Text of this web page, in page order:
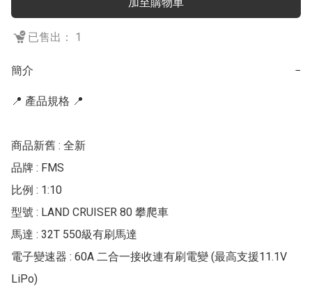
已售出： 1
簡介 −
📍 產品規格 📍
商品新舊 : 全新
品牌 : FMS
比例 : 1:10
型號 : LAND CRUISER 80 攀爬車
馬達 : 32T 550級有刷馬達
電子變速器 : 60A 二合一接收連有刷電變 (最高支援11.1V
LiPo)